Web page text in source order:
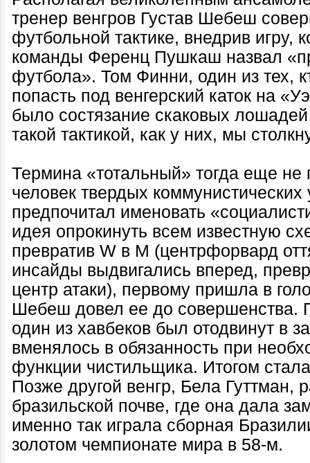
тренер венгров Густав Шебеш
футбольной тактике, внедрив игру,
команды Ференц Пушкаш назвал
футбола». Том Финни, один из тех,
попасть под венгерский каток на
было состязание скаковых
такой тактикой, как у них, мы
Термина «тотальный» тогда еще
человек твердых
предпочитал именовать
идея опрокинуть всем известную
превратив W в М (центрфорвард
инсайды выдвигались вперед,
центр атаки), первому пришла в
Шебеш довел ее до совершенства.
один из хавбеков был отодвинут в
вменялось в обязанность при
функции чистильщика. Итогом
Позже другой венгр, Бела Гуттман,
бразильской почве, где она дала
именно так играла сборная
золотом чемпионате мира в 58-м.